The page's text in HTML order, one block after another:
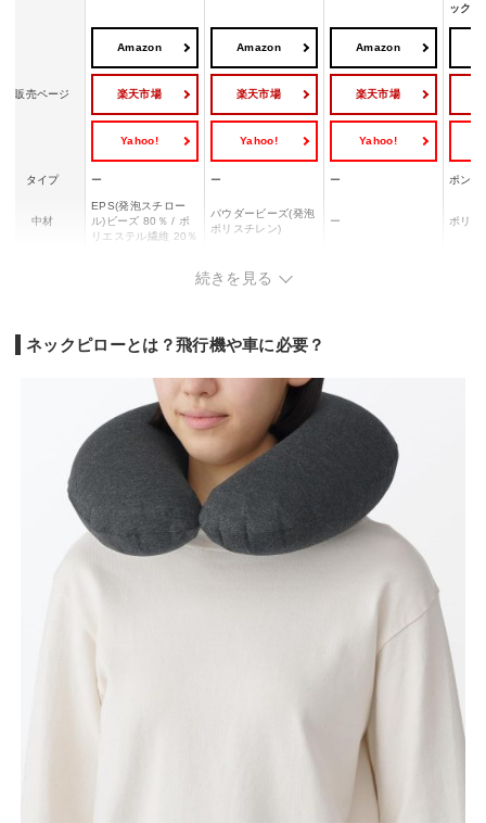
ックピ
販売ページ
Amazon
楽天市場
Yahoo!
Amazon
楽天市場
Yahoo!
Amazon
楽天市場
Yahoo!
タイプ ー ー ー ポンプ
中材
EPS(発泡スチロー
ル)ビーズ 80％ / ポ
リエステル繊維 20％
パウダービーズ(発泡
ポリスチレン)
ー ポリ
ウレタン15%
収納時サイズ ー ー
約175g/0.18kg
続きを見る
ネックピローとは？飛行機や車に必要？